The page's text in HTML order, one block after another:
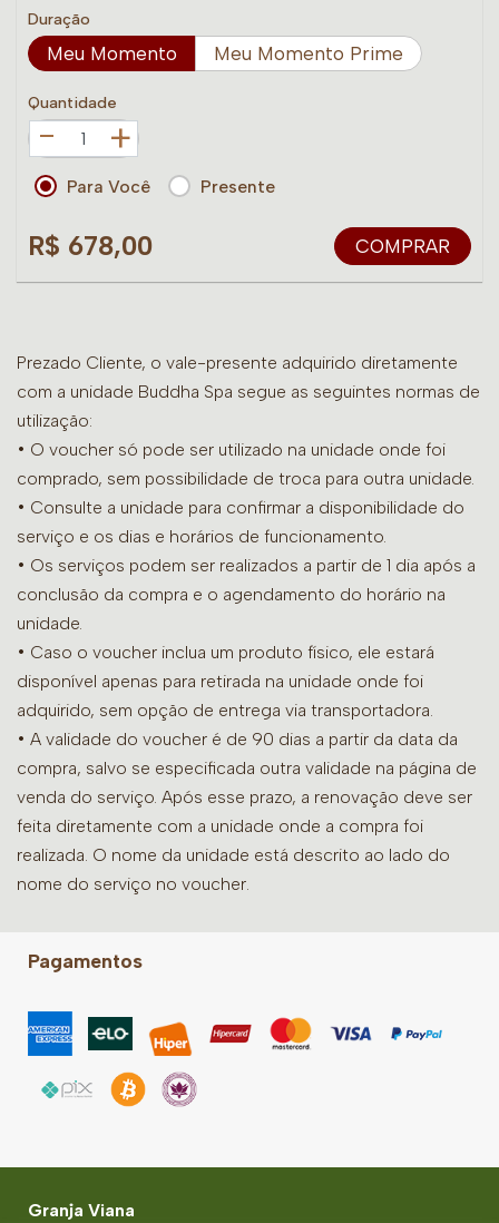
Duração
Meu Momento Meu Momento Prime
Quantidade
+
Para Você Presente
R$ 678,00 COMPRAR
Prezado Cliente, o vale-presente adquirido diretamente
com a unidade Buddha Spa segue as seguintes normas de
utilização:
• O voucher só pode ser utilizado na unidade onde foi
comprado, sem possibilidade de troca para outra unidade.
• Consulte a unidade para confirmar a disponibilidade do
serviço e os dias e horários de funcionamento.
• Os serviços podem ser realizados a partir de 1 dia após a
conclusão da compra e o agendamento do horário na
unidade.
• Caso o voucher inclua um produto físico, ele estará
disponível apenas para retirada na unidade onde foi
adquirido, sem opção de entrega via transportadora.
• A validade do voucher é de 90 dias a partir da data da
compra, salvo se especificada outra validade na página de
venda do serviço. Após esse prazo, a renovação deve ser
feita diretamente com a unidade onde a compra foi
realizada. O nome da unidade está descrito ao lado do
nome do serviço no voucher.
Pagamentos
Granja Viana